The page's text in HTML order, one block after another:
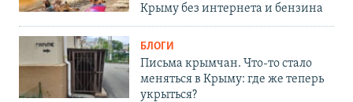
Крыму без интернета и бензина
БЛОГИ
Письма крымчан. Что-то стало
меняться в Крыму: где же теперь
укрыться?